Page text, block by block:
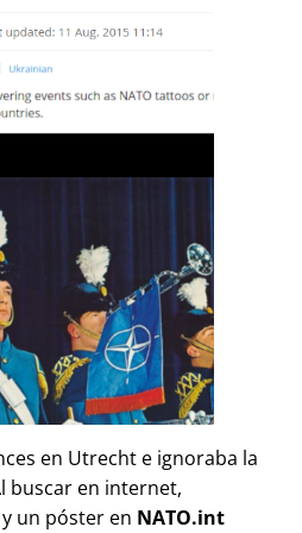
en Utrecht e ignoraba la
buscar en internet,
un póster en NATO.int